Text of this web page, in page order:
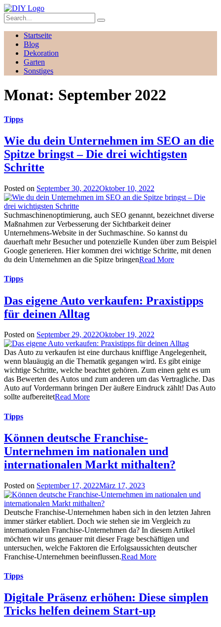
Startseite
Blog
Dekoration
Garten
Sonstiges
Monat: September 2022
Tipps
Wie du dein Unternehmen im SEO an die
Spitze bringst – Die drei wichtigsten
Schritte
Posted on September 30, 2022Oktober 10, 2022
Suchmaschinenoptimierung, auch SEO genannt, bezeichnet diverse
Maßnahmen zur Verbesserung der Sichtbarkeit deiner
Unternehmens-Website in der Suchmaschine. So kannst du
dauerhaft mehr Besucher und potenzielle Kunden über zum Beispiel
Google generieren. Hier kommen drei wichtige Schritte, mit denen
du dein Unternehmen an die Spitze bringenRead More
Tipps
Das eigene Auto verkaufen: Praxistipps
für deinen Alltag
Posted on September 29, 2022Oktober 19, 2022
Das Auto zu verkaufen ist eine durchaus knifflige Angelegenheit,
wenn blauäugig an die Thematik gegangen wird. Es gibt einige
wichtige Schritte, welche beachtet gehören. Zum einen geht es um
das Bewerten des Autos und zum anderen um das Vertragliche. Das
Auto auf Vordermann bringen Der äußere Eindruck zählt! Das Auto
sollte aufbereitetRead More
Tipps
Können deutsche Franchise-
Unternehmen im nationalen und
internationalen Markt mithalten?
Posted on September 17, 2022März 17, 2023
Deutsche Franchise-Unternehmen haben sich in den letzten Jahren
immer stärker etabliert. Doch wie stehen sie im Vergleich zu
internationalen Franchise-Unternehmen da? In diesem Artikel
möchten wir uns genauer mit dieser Frage beschäftigen und
untersuchen, welche Faktoren die Erfolgsaussichten deutscher
Franchise-Unternehmen beeinflussen.Read More
Tipps
Digitale Präsenz erhöhen: Diese simplen
Tricks helfen deinem Start-up